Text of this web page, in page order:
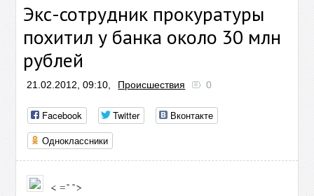
на счет женщины
Экс-сотрудник прокуратуры
похитил у банка около 30 млн
рублей
21.02.2012, 09:10, Происшествия 0
Facebook Twitter
Вконтакте
Одноклассники
< =" ">